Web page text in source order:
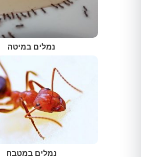
נמלים במיטה
נמלים במטבח